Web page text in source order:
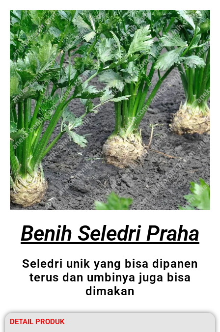
Benih Seledri Praha
Seledri unik yang bisa dipanen
terus dan umbinya juga bisa
dimakan
DETAIL PRODUK